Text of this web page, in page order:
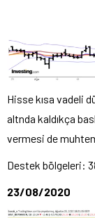
Hisse kısa vadeli
altnda kaldıkça
vermesi de
Destek bölgeleri:
23/08/2020